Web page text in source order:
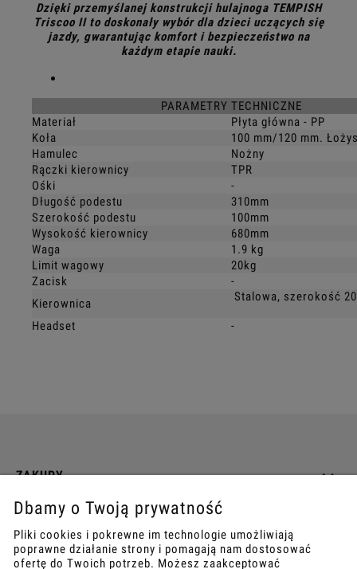
Dzięki przemyślanej konstrukcji hulajnoga TEMPISH
Triscoo II to doskonały wybór dla dzieci uczących się
jazdy, gwarantując komfort i bezpieczeństwo na
każdym etapie nauki.
PARAMETRY TECHNICZNE
Materiał
Płyta główna - PP
Koła
100 mm/120 mm.
Hamulec
Nożny
Rączki kierownicy
TPR
Ośki
-
Długość podestu
310mm
Szerokość podestu
100mm
Wysokość kierownicy
680mm
Waga
1.9 kg
Limit wagowy
20kg
Zacisk
-
Kierownica
Stalowa, szerokość
Headset -
ZAKUPY
INFO
REGULAMINY
Dbamy o Twoją prywatność
Pliki cookies i pokrewne im technologie umożliwiają
poprawne działanie strony i pomagają nam dostosować
ofertę do Twoich potrzeb. Możesz zaakceptować